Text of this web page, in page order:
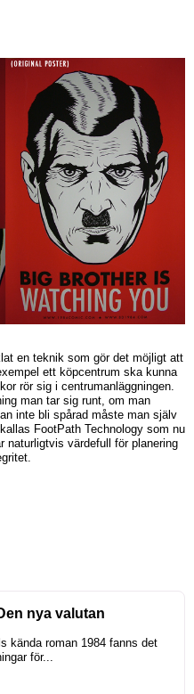
en teknik som gör det möjligt att
ett köpcentrum ska kunna
rör sig i centrumanläggningen.
man tar sig runt, om man
inte bli spårad måste man själv
FootPath Technology som nu
naturligtvis värdefull för planering
nya valutan
kända roman 1984 fanns det
för...